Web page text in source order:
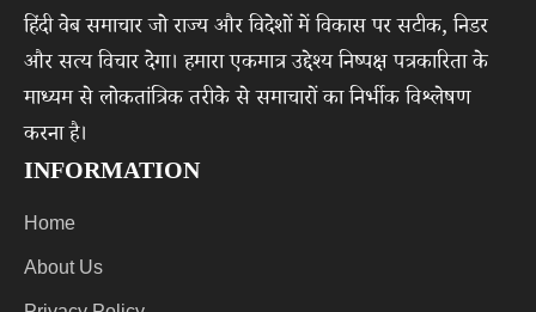
हिंदी वेब समाचार जो राज्य और विदेशों में विकास पर सटीक, निडर
और सत्य विचार देगा। हमारा एकमात्र उद्देश्य निष्पक्ष पत्रकारिता के
माध्यम से लोकतांत्रिक तरीके से समाचारों का निर्भीक विश्लेषण
करना है।
INFORMATION
Home
About Us